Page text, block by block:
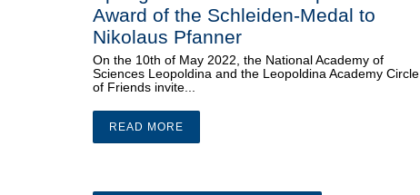
Award of the Schleiden-Medal to
Nikolaus Pfanner
On the 10th of May 2022, the National Academy of
Sciences Leopoldina and the Leopoldina Academy Circle
of Friends invite...
READ MORE